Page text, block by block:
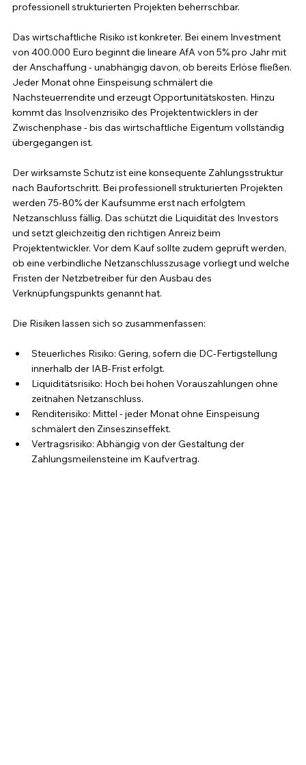
professionell strukturierten Projekten beherrschbar.
Das wirtschaftliche Risiko ist konkreter. Bei einem Investment
von 400.000 Euro beginnt die lineare AfA von 5% pro Jahr mit
der Anschaffung - unabhängig davon, ob bereits Erlöse fließen.
Jeder Monat ohne Einspeisung schmälert die
Nachsteuerrendite und erzeugt Opportunitätskosten. Hinzu
kommt das Insolvenzrisiko des Projektentwicklers in der
Zwischenphase - bis das wirtschaftliche Eigentum vollständig
übergegangen ist.
Der wirksamste Schutz ist eine konsequente Zahlungsstruktur
nach Baufortschritt. Bei professionell strukturierten Projekten
werden 75-80% der Kaufsumme erst nach erfolgtem
Netzanschluss fällig. Das schützt die Liquidität des Investors
und setzt gleichzeitig den richtigen Anreiz beim
Projektentwickler. Vor dem Kauf sollte zudem geprüft werden,
ob eine verbindliche Netzanschlusszusage vorliegt und welche
Fristen der Netzbetreiber für den Ausbau des
Verknüpfungspunkts genannt hat.
Die Risiken lassen sich so zusammenfassen:
Steuerliches Risiko: Gering, sofern die DC-Fertigstellung
innerhalb der IAB-Frist erfolgt.
Liquiditätsrisiko: Hoch bei hohen Vorauszahlungen ohne
zeitnahen Netzanschluss.
Renditerisiko: Mittel - jeder Monat ohne Einspeisung
schmälert den Zinseszinseffekt.
Vertragsrisiko: Abhängig von der Gestaltung der
Zahlungsmeilensteine im Kaufvertrag.